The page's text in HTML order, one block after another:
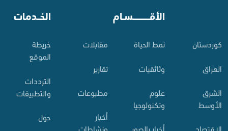
کوردستان
العراق
الشرق
الأوسط
الاقتصاد
الأقـــــــــــسـام
نمط الحياة
وثائقيات
علوم
وتكنولوجيا
أخبار بالصور
مقابلات
تقارير
مطبوعات
أخبار
ونشاطات
الخــدمات
خريطة
الموقع
الترددات
والتطبيقات
حول